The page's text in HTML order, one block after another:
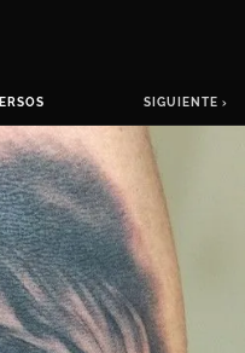
SIGUIENTE ›